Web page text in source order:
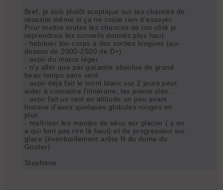
Bref, je suis plutôt sceptique sur tes chances de
réussite même si ça ne coûte rien d'essayer.
Pour mettre toutes les chances de ton côté je
reprendrais les conseils donnés plus haut:
- habituer ton corps à des sorties longues (au-
dessus de 2000-2500 de D+)
- avoir du matos léger
- n'y aller que par garantie absolue de grand
beau temps sans vent
- avoir déjà fait le mont blanc sur 2 jours peut
aider à connaitre l'itinéraire, les points clés...
- avoir fait un raid en altitude un peu avant
histoire d'avoir quelques globules rouges en
plus
- maîtriser les manips de sécu sur glacier ( y en
a qui font pas rire là haut) et de progression sur
glace (éventuellement arête N du dome du
Gouter)
Stephane